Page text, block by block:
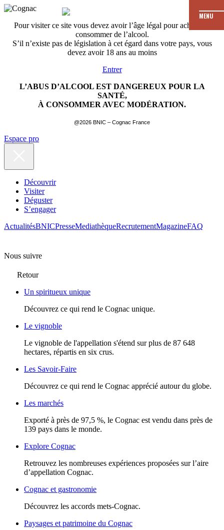
Pour visiter ce site vous devez avoir l’âge légal pour acheter et
consommer de l’alcool.
S’il n’existe pas de législation à cet égard dans votre pays, vous
devez avoir 18 ans au moins
Entrer
L’ABUS D’ALCOOL EST DANGEREUX POUR LA
SANTÉ,
À CONSOMMER AVEC MODÉRATION.
@2026 BNIC – Cognac France
MENU
Espace pro
Découvrir
Visiter
Déguster
S’engager
ActualitésBNICPresseMediathèqueRecrutementMagazineFAQ
Nous suivre
Retour
Un spiritueux unique
Découvrez ce qui rend le Cognac unique.
Le vignoble
Le vignoble de l'appellation s'étend sur plus de 87 648
hectares, répartis en six crus.
Les Savoir-Faire
Découvrez ce qui rend le Cognac apprécié autour du globe.
Les marchés
Exporté à près de 97,5 %, le Cognac est vendu dans près de
139 pays dans le monde.
Explore Cognac
Retrouvez les nombreuses expériences proposées sur l’aire
d’appellation Cognac.
Cognac et gastronomie
Découvrez les accords mets-Cognac.
Paysages et patrimoine du Cognac